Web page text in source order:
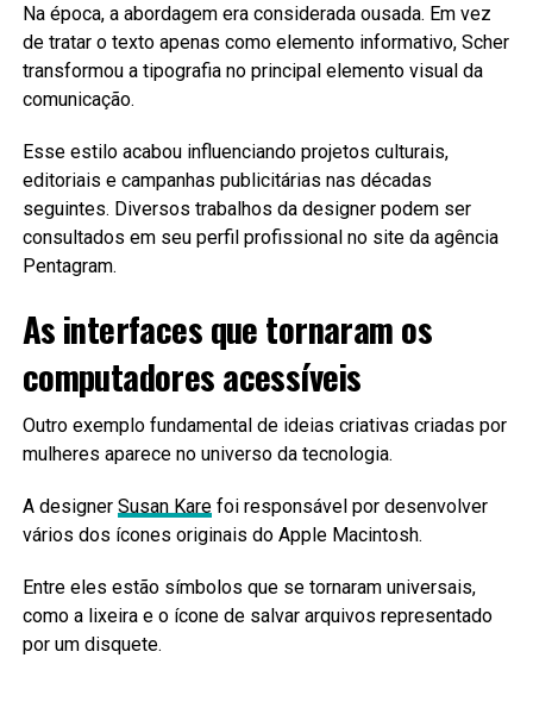
Na época, a abordagem era considerada ousada. Em vez
de tratar o texto apenas como elemento informativo, Scher
transformou a tipografia no principal elemento visual da
comunicação.
Esse estilo acabou influenciando projetos culturais,
editoriais e campanhas publicitárias nas décadas
seguintes. Diversos trabalhos da designer podem ser
consultados em seu perfil profissional no site da agência
Pentagram.
As interfaces que tornaram os
computadores acessíveis
Outro exemplo fundamental de ideias criativas criadas por
mulheres aparece no universo da tecnologia.
A designer Susan Karefoi responsável por desenvolver
vários dos ícones originais do Apple Macintosh.
Entre eles estão símbolos que se tornaram universais,
como a lixeira e o ícone de salvar arquivos representado
por um disquete.